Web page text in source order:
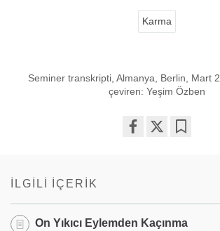
Karma
Seminer transkripti, Almanya, Berlin, Mart
çeviren: Yeşim Özben
İLGILI İÇERIK
On Yıkıcı Eylemden Kaçınma